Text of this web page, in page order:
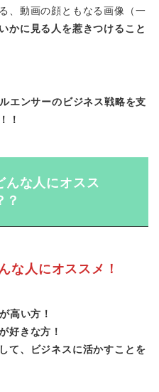
、動画の顔ともなる画像（一
いかに見る人を惹きつけること
エンサーのビジネス戦略を支
！
んな人にオスス
？
な人にオススメ！
高い方！
好きな方！
て、ビジネスに活かすことを